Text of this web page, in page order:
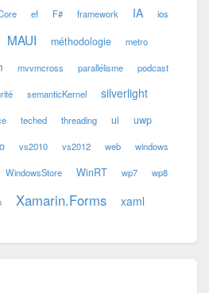
ef F# framework IA ios
MAUI méthodologie metro
mvvmcross parallélisme podcast
semanticKernel silverlight
teched threading ui uwp
vs2010 vs2012 web windows
WindowsStore WinRT wp7 wp8
Xamarin.Forms xaml